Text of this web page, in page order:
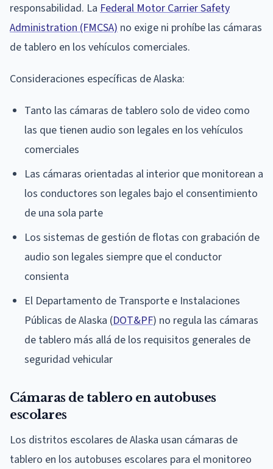
responsabilidad. La Federal Motor Carrier Safety
Administration (FMCSA) no exige ni prohíbe las cámaras
de tablero en los vehículos comerciales.
Consideraciones específicas de Alaska:
Tanto las cámaras de tablero solo de video como
las que tienen audio son legales en los vehículos
comerciales
Las cámaras orientadas al interior que monitorean a
los conductores son legales bajo el consentimiento
de una sola parte
Los sistemas de gestión de flotas con grabación de
audio son legales siempre que el conductor
consienta
El Departamento de Transporte e Instalaciones
Públicas de Alaska (DOT&PF) no regula las cámaras
de tablero más allá de los requisitos generales de
seguridad vehicular
Cámaras de tablero en autobuses
escolares
Los distritos escolares de Alaska usan cámaras de
tablero en los autobuses escolares para el monitoreo